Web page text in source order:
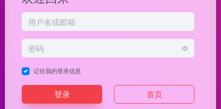
记住我的登录信息
登录 首页